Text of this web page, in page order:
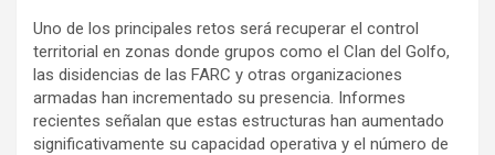
Uno de los principales retos será recuperar el control
territorial en zonas donde grupos como el Clan del Golfo,
las disidencias de las FARC y otras organizaciones
armadas han incrementado su presencia. Informes
recientes señalan que estas estructuras han aumentado
significativamente su capacidad operativa y el número de